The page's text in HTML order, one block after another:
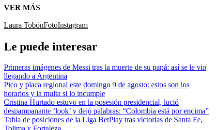
VER MÁS
Laura TobónFotoInstagram
Le puede interesar
Primeras imágenes de Messi tras la muerte de su papá: así se le vio
llegando a Argentina
Pico y placa regional este domingo 9 de agosto: estos son los
horarios y la multa si lo incumple
Cristina Hurtado estuvo en la posesión presidencial, lució
despampanante ‘look’ y dejó palabras: “Colombia está por encima”
Tabla de posiciones de la Liga BetPlay tras victorias de Santa Fe,